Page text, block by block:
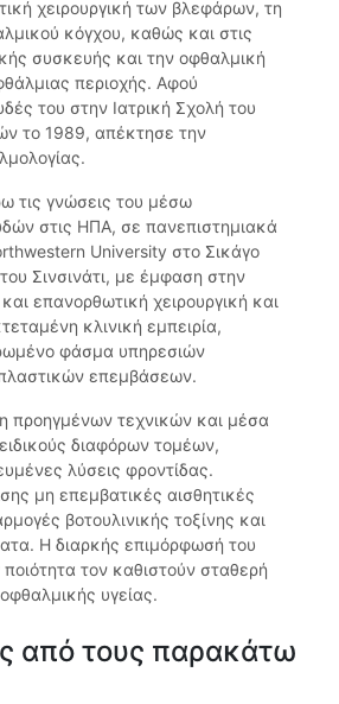
χειρουργική των βλεφάρων, τη
κόγχου, καθώς και στις
συσκευής και την οφθαλμική
περιοχής. Αφού
του στην Ιατρική Σχολή του
το 1989, απέκτησε την
τις γνώσεις του μέσω
στις ΗΠΑ, σε πανεπιστημιακά
University στο Σικάγο
Σινσινάτι, με έμφαση στην
επανορθωτική χειρουργική και
κλινική εμπειρία,
φάσμα υπηρεσιών
επεμβάσεων.
προηγμένων τεχνικών και μέσα
διαφόρων τομέων,
λύσεις φροντίδας.
μη επεμβατικές αισθητικές
βοτουλινικής τοξίνης και
Η διαρκής επιμόρφωσή του
τον καθιστούν σταθερή
υγείας.
από τους παρακάτω